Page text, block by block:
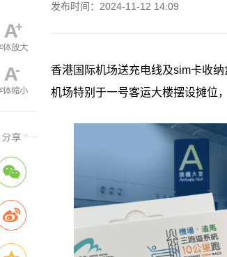
发布时间：2024-11-12 14:09
香港国际机场送充电线及sim卡收
机场特别于一号客运大楼摆设摊位